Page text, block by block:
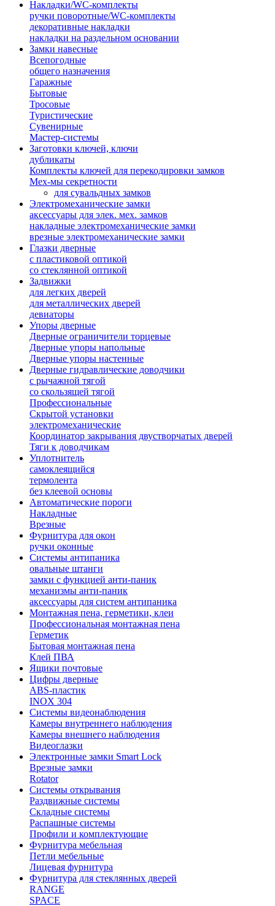
Накладки/WC-комплекты
ручки поворотные/WC-комплекты
декоративные накладки
накладки на раздельном основании
Замки навесные
Всепогодные
общего назначения
Гаражные
Бытовые
Тросовые
Туристические
Сувенирные
Мастер-системы
Заготовки ключей, ключи
дубликаты
Комплекты ключей для перекодировки замков
Мех-мы секретности
для сувальдных замков
Электромеханические замки
аксессуары для элек. мех. замков
накладные электромеханические замки
врезные электромеханические замки
Глазки дверные
с пластиковой оптикой
со стеклянной оптикой
Задвижки
для легких дверей
для металлических дверей
девиаторы
Упоры дверные
Дверные ограничители торцевые
Дверные упоры напольные
Дверные упоры настенные
Дверные гидравлические доводчики
с рычажной тягой
со скользящей тягой
Профессиональные
Скрытой установки
электромеханические
Координатор закрывания двустворчатых дверей
Тяги к доводчикам
Уплотнитель
самоклеящийся
термолента
без клеевой основы
Автоматические пороги
Накладные
Врезные
Фурнитура для окон
ручки оконные
Системы антипаника
овальные штанги
замки с функцией анти-паник
механизмы анти-паник
аксессуары для систем антипаника
Монтажная пена, герметики, клеи
Профессиональная монтажная пена
Герметик
Бытовая монтажная пена
Клей ПВА
Ящики почтовые
Цифры дверные
ABS-пластик
INOX 304
Системы видеонаблюдения
Камеры внутреннего наблюдения
Камеры внешнего наблюдения
Видеоглазки
Электронные замки Smart Lock
Врезные замки
Rotator
Системы открывания
Раздвижные системы
Складные системы
Распашные системы
Профили и комплектующие
Фурнитура мебельная
Петли мебельные
Лицевая фурнитура
Фурнитура для стеклянных дверей
RANGE
SPACE